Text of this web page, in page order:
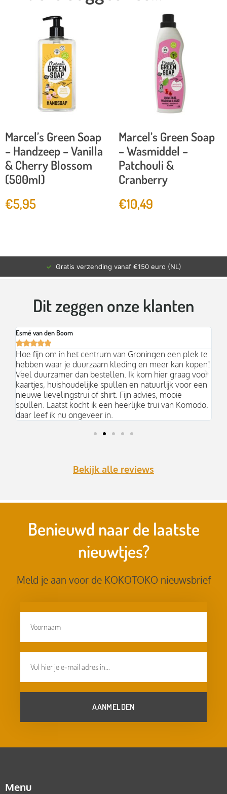
Marcel’s Green Soap
– Handzeep – Vanilla
& Cherry Blossom
(500ml)
€5,95
Marcel’s Green Soap
– Wasmiddel –
Patchouli &
Cranberry
€10,49
✓ Gratis verzending vanaf €150 euro (NL)
Dit zeggen onze klanten
Esmé van den Boom

Hoe fijn om in het centrum van Groningen een plek te
hebben waar je duurzaam kleding en meer kan kopen!
Veel duurzamer dan bestellen. Ik kom hier graag voor
kaartjes, huishoudelijke spullen en natuurlijk voor een
nieuwe lievelingstrui of shirt. Fijn advies, mooie
spullen. Laatst kocht ik een heerlijke trui van Komodo,
daar leef ik nu ongeveer in.
Bekijk alle reviews
Benieuwd naar de laatste
nieuwtjes?
Meld je aan voor de KOKOTOKO nieuwsbrief
AANMELDEN
Menu